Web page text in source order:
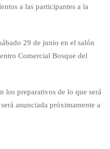
a las participantes a la
29 de junio en el salón
Comercial Bosque del
los preparativos de lo que será
anunciada próximamente a